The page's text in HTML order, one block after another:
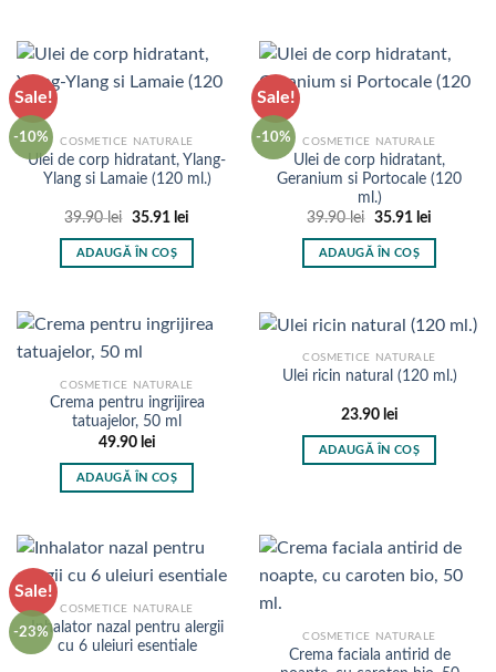
are
mai
Opțiunile
pot
fi
alese
în
pagina
Sale!
-10% COSMETICE NATURALE
Ulei de corp hidratant, Ylang-
Ylang si Lamaie (120 ml.)
39.90lei
Prețul
a
fost:
35.91 leiPrețul
ADAUGĂ ÎN COȘ
Sale!
-10% COSMETICE NATURALE
Ulei de corp hidratant,
Geranium si Portocale (120
ml.)
39.90lei
Prețul
a
fost:
35.91 leiPrețul
ADAUGĂ ÎN COȘ
COSMETICE NATURALE
Crema pentru ingrijirea
tatuajelor, 50 ml
49.90 lei
ADAUGĂ ÎN COȘ
COSMETICE NATURALE
Ulei ricin natural (120 ml.)
23.90 lei
ADAUGĂ ÎN COȘ
Sale!
-23%
COSMETICE NATURALE
Inhalator nazal pentru alergii
cu 6 uleiuri esentiale
COSMETICE NATURALE
Crema faciala antirid de